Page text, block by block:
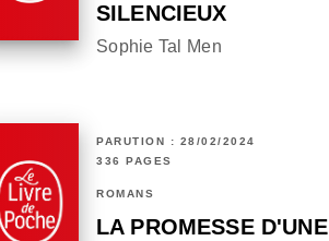
SILENCIEUX
Sophie Tal Men
PARUTION : 28/02/2024
336 PAGES
ROMANS
LA PROMESSE D'UNE